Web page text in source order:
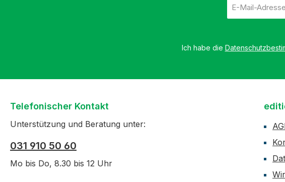
Mail-
Adresse
Ich habe die
Telefonischer Kontakt
Unterstützung und Beratung unter:
031 910 50 60
Mo bis Do, 8.30 bis 12 Uhr